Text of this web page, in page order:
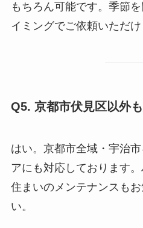
もちろん可能です。季節
イミングでご依頼いただけ
Q5. 京都市伏見区以外
はい。京都市全域・宇治
アにも対応しております
住まいのメンテナンスも
い。